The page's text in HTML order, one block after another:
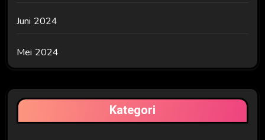
Juni 2024
Mei 2024
Kategori